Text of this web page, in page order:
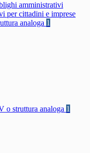
amministrativi
per cittadini e imprese
analoga 1
o struttura analoga 1